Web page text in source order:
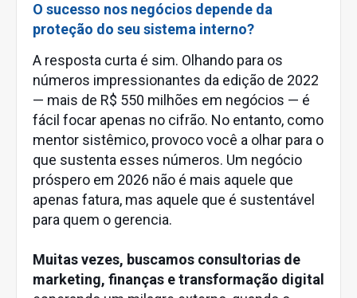
O sucesso nos negócios depende da
proteção do seu sistema interno?
A resposta curta é sim. Olhando para os
números impressionantes da edição de 2022
— mais de R$ 550 milhões em negócios — é
fácil focar apenas no cifrão. No entanto, como
mentor sistêmico, provoco você a olhar para o
que sustenta esses números. Um negócio
próspero em 2026 não é mais aquele que
apenas fatura, mas aquele que é sustentável
para quem o gerencia.
Muitas vezes, buscamos consultorias de
marketing, finanças e transformação digital